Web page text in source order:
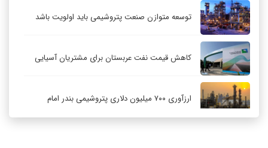
توسعه متوازن صنعت پتروشیمی باید اولویت باشد
کاهش قیمت نفت عربستان برای مشتریان آسیایی
ارزآوری ۷۰۰ میلیون دلاری پتروشیمی بندر امام